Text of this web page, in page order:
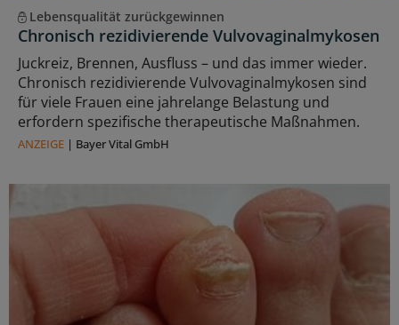
Lebensqualität zurückgewinnen
Chronisch rezidivierende Vulvovaginalmykosen
Juckreiz, Brennen, Ausfluss – und das immer wieder.
Chronisch rezidivierende Vulvovaginalmykosen sind
für viele Frauen eine jahrelange Belastung und
erfordern spezifische therapeutische Maßnahmen.
ANZEIGE | Bayer Vital GmbH